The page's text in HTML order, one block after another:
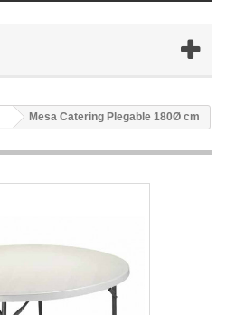
Mesa Catering Plegable 180Ø cm